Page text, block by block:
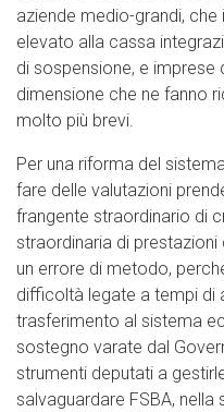
aziende medio-grandi,
elevato alla cassa
di sospensione, e
dimensione che ne fanno
molto più brevi.
Per una riforma del
fare delle valutazioni
frangente straordinario di
straordinaria di
un errore di metodo,
difficoltà legate a tempi di
trasferimento al sistema
sostegno varate dal
strumenti deputati a
salvaguardare FSBA,